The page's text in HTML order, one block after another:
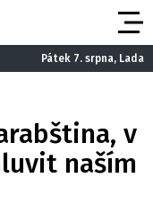
Pátek 7. srpna, Lada
v
naším